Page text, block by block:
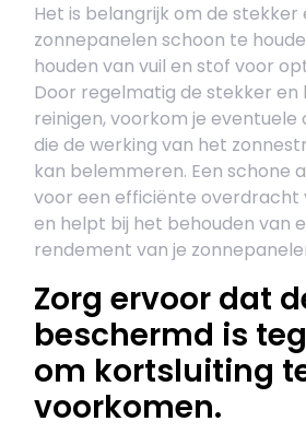
Het is belangrijk om de stekker
zonnepanelen schoon te
houden van vuil en stof voor
Door regelmatig de stekker en
reinigen, voorkom je eventuele
die de werking van het
kan belemmeren. Een schone
voor een efficiënte
en helpt bij het behouden van
rendement van je
Zorg ervoor dat
beschermd is
om kortsluiting
voorkomen.